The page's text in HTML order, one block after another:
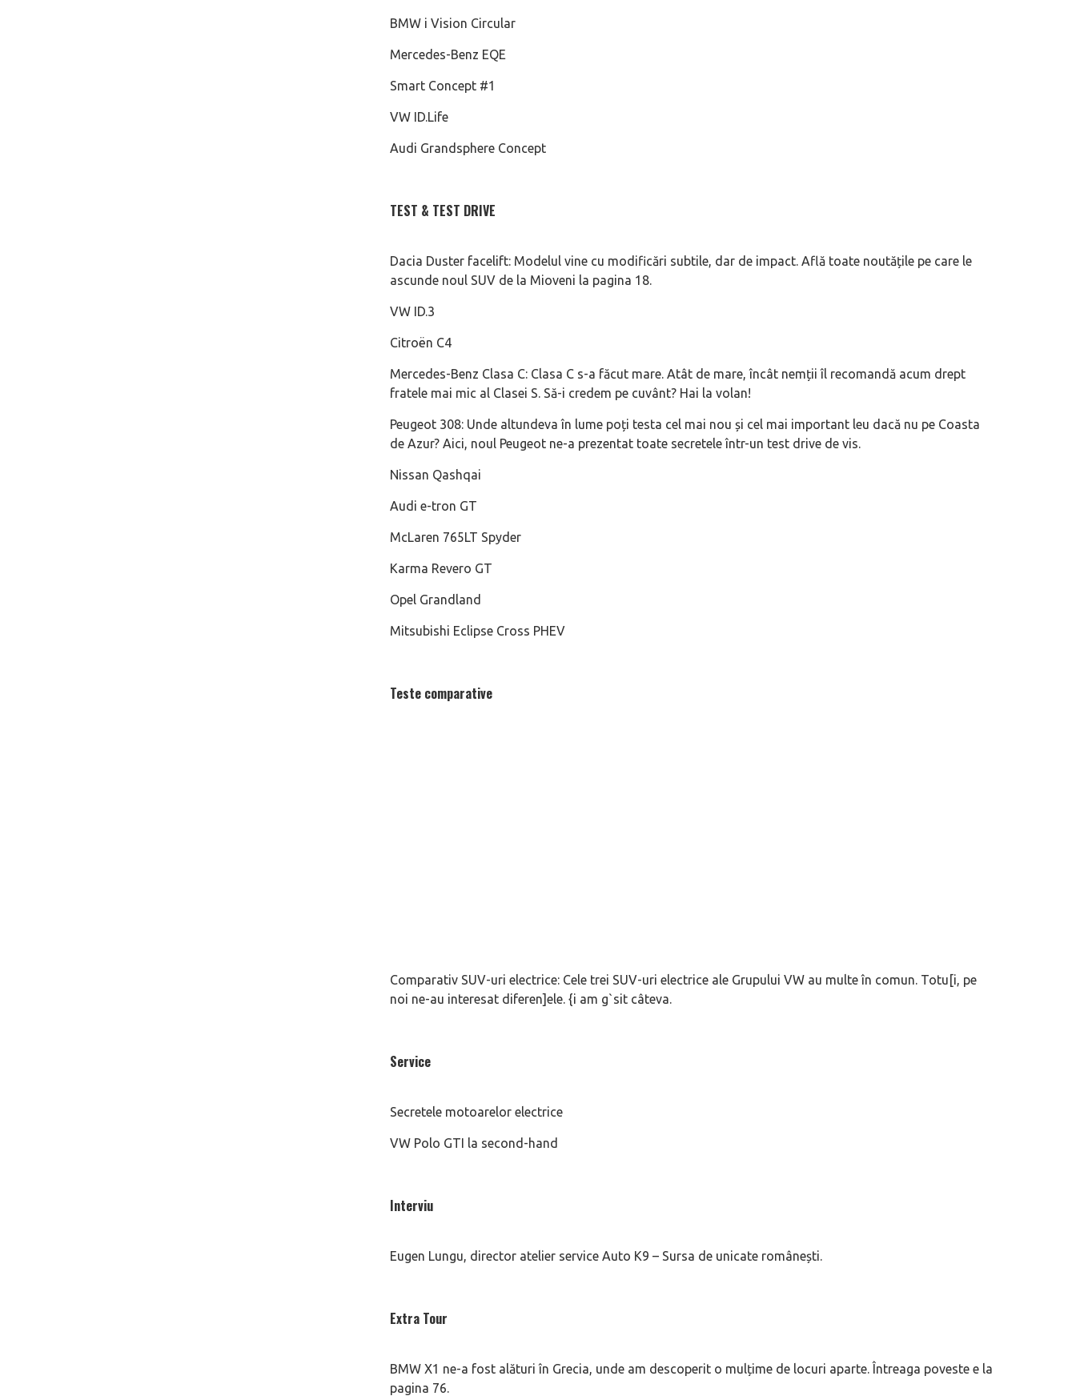
BMW i Vision Circular
Mercedes-Benz EQE
Smart Concept #1
VW ID.Life
Audi Grandsphere Concept
TEST & TEST DRIVE
Dacia Duster facelift: Modelul vine cu modificări subtile, dar de impact. Află toate noutățile pe care le
ascunde noul SUV de la Mioveni la pagina 18.
VW ID.3
Citroën C4
Mercedes-Benz Clasa C: Clasa C s-a făcut mare. Atât de mare, încât nemții îl recomandă acum drept
fratele mai mic al Clasei S. Să-i credem pe cuvânt? Hai la volan!
Peugeot 308: Unde altundeva în lume poți testa cel mai nou și cel mai important leu dacă nu pe Coasta
de Azur? Aici, noul Peugeot ne-a prezentat toate secretele într-un test drive de vis.
Nissan Qashqai
Audi e-tron GT
McLaren 765LT Spyder
Karma Revero GT
Opel Grandland
Mitsubishi Eclipse Cross PHEV
Teste comparative
Comparativ SUV-uri electrice: Cele trei SUV-uri electrice ale Grupului VW au multe în comun. Totu[i, pe
noi ne-au interesat diferen]ele. {i am g`sit câteva.
Service
Secretele motoarelor electrice
VW Polo GTI la second-hand
Interviu
Eugen Lungu, director atelier service Auto K9 – Sursa de unicate românești.
Extra Tour
BMW X1 ne-a fost alături în Grecia, unde am descoperit o mulțime de locuri aparte. Întreaga poveste e la
pagina 76.